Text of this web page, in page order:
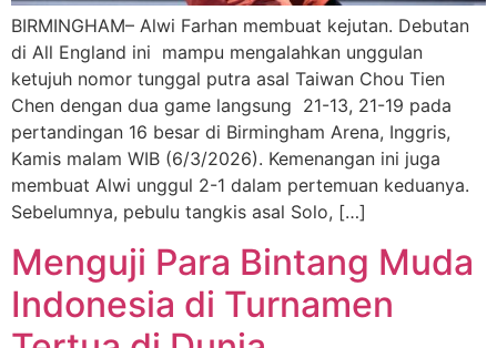
BIRMINGHAM– Alwi Farhan membuat kejutan. Debutan
di All England ini mampu mengalahkan unggulan
ketujuh nomor tunggal putra asal Taiwan Chou Tien
Chen dengan dua game langsung 21-13, 21-19 pada
pertandingan 16 besar di Birmingham Arena, Inggris,
Kamis malam WIB (6/3/2026). Kemenangan ini juga
membuat Alwi unggul 2-1 dalam pertemuan keduanya.
Sebelumnya, pebulu tangkis asal Solo, […]
Menguji Para Bintang Muda
Indonesia di Turnamen